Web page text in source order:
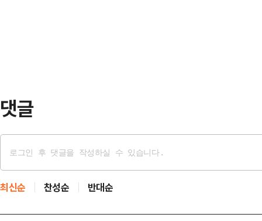
댓글
최신순 찬성순 반대순